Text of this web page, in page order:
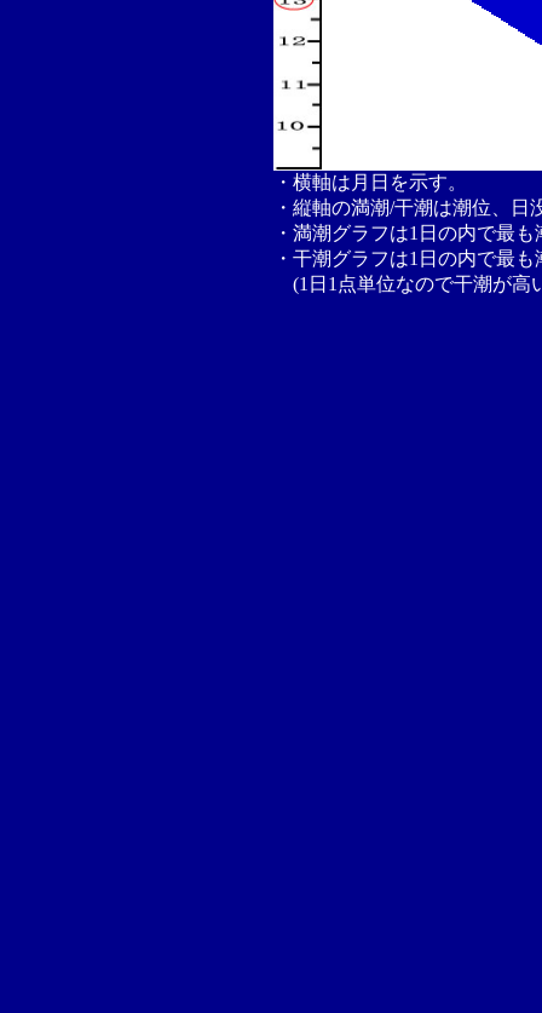
・横軸は月日を示す。
・縦軸の満潮/干潮は潮位、
・満潮グラフは1日の内で最
・干潮グラフは1日の内で最
(1日1点単位なので干潮が高